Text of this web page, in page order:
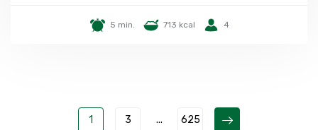
5 min. 713 kcal 4
1 3 ... 625